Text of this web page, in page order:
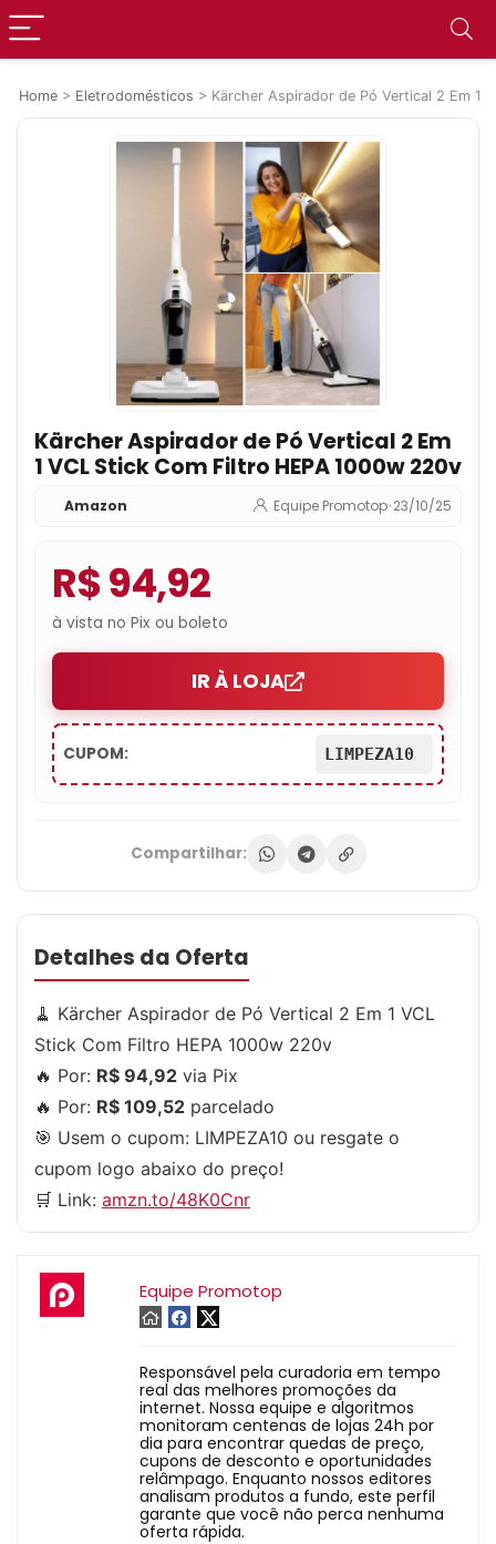
Home > Eletrodomésticos > Kärcher Aspirador de Pó Vertical 2 Em 1
Kärcher Aspirador de Pó Vertical 2 Em
1 VCL Stick Com Filtro HEPA 1000w 220v
Amazon Equipe Promotop•23/10/25
R$ 94,92
à vista no Pix ou boleto
IR À LOJA
CUPOM: LIMPEZA10
Compartilhar:
Detalhes da Oferta
🧹 Kärcher Aspirador de Pó Vertical 2 Em 1 VCL
Stick Com Filtro HEPA 1000w 220v
🔥 Por: R$ 94,92 via Pix
🔥 Por: R$ 109,52 parcelado
🎯 Usem o cupom: LIMPEZA10 ou resgate o
cupom logo abaixo do preço!
🛒 Link: amzn.to/48K0Cnr
Equipe Promotop
Responsável pela curadoria em tempo
real das melhores promoções da
internet. Nossa equipe e algoritmos
monitoram centenas de lojas 24h por
dia para encontrar quedas de preço,
cupons de desconto e oportunidades
relâmpago. Enquanto nossos editores
analisam produtos a fundo, este perfil
garante que você não perca nenhuma
oferta rápida.